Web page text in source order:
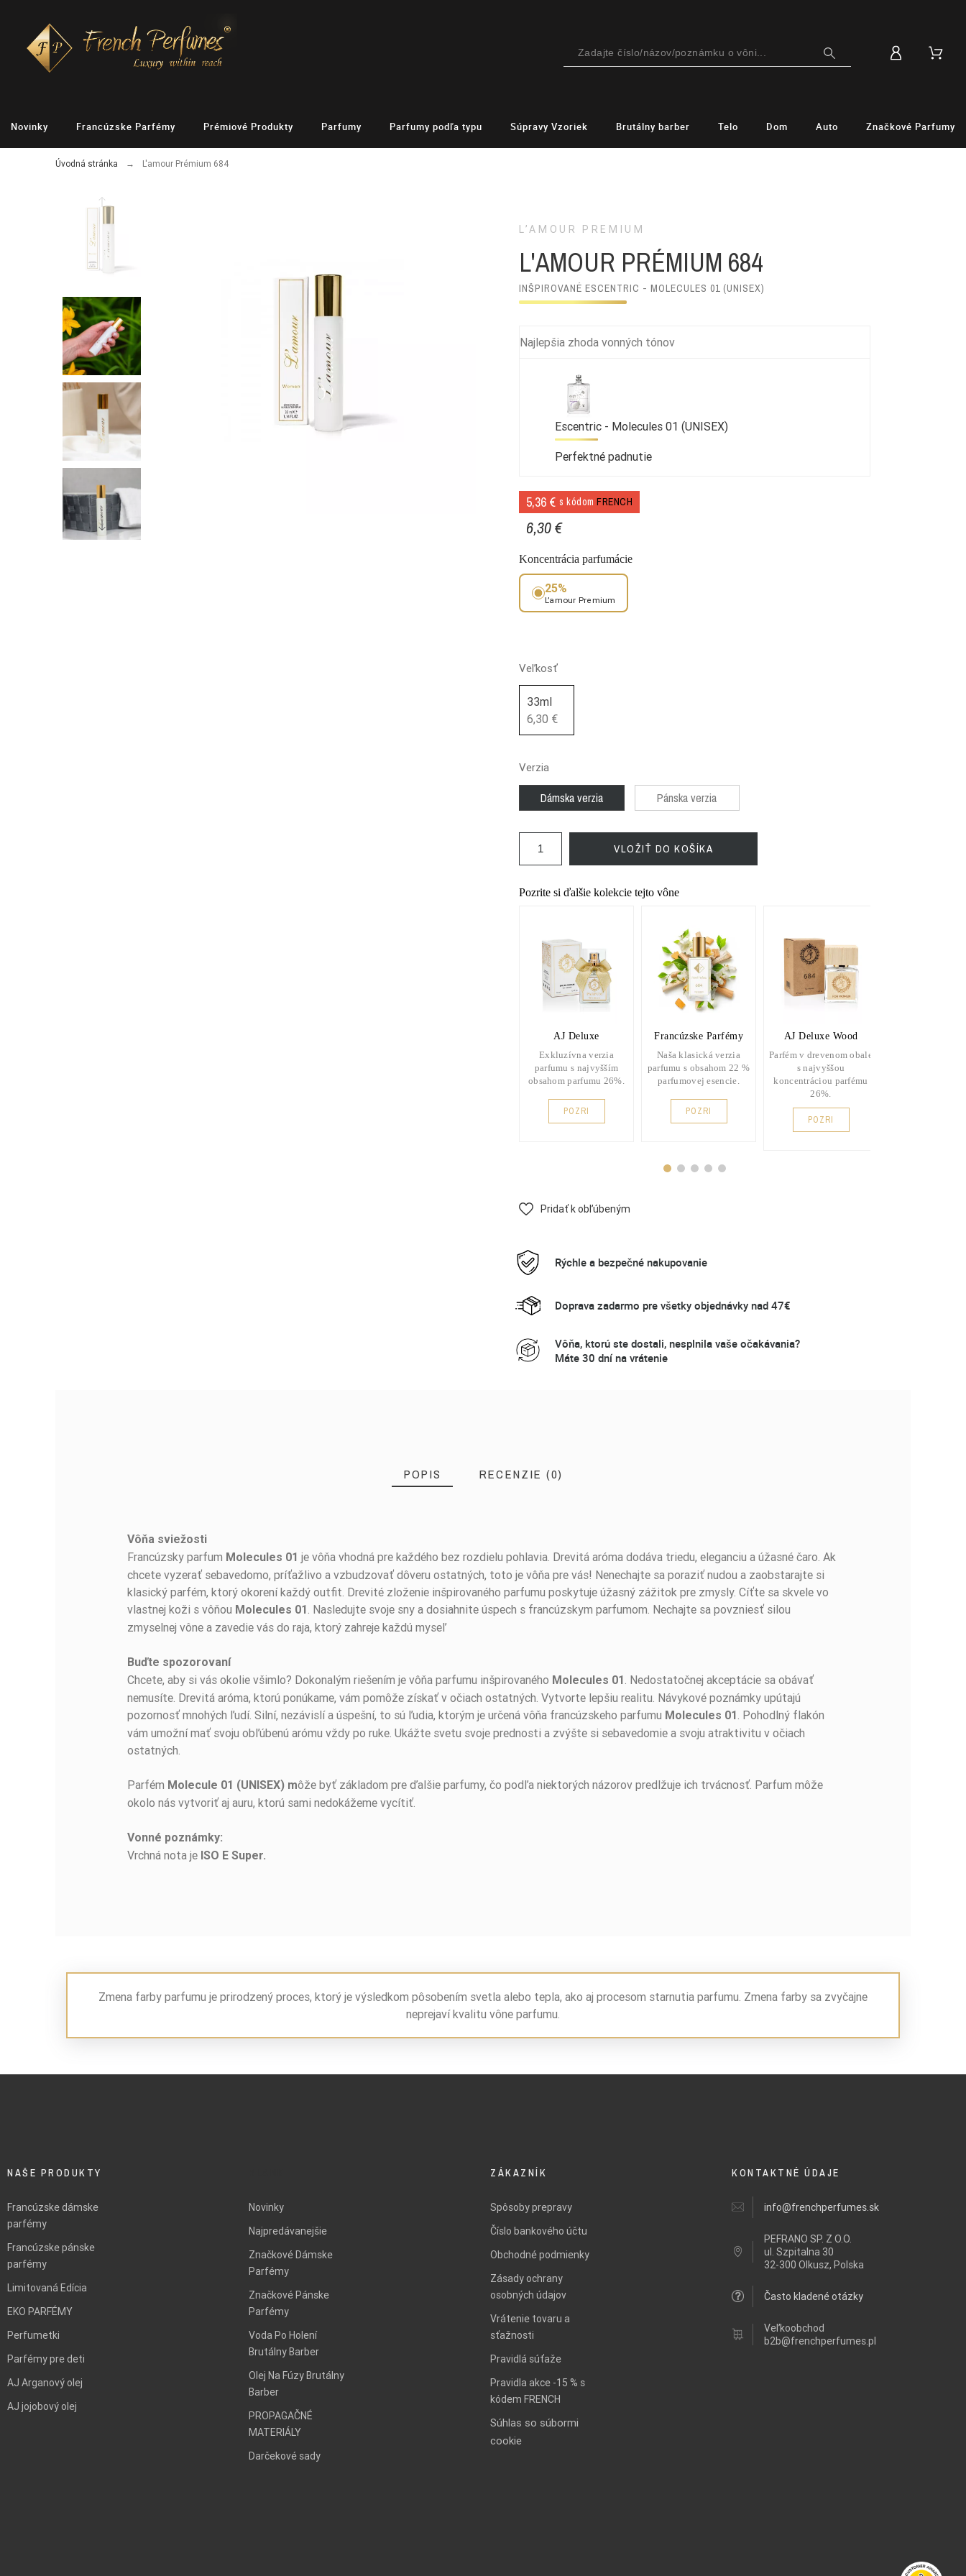
Novinky Francúzske Parfémy Prémiové Produkty Parfumy Parfumy podľa typu Súpravy Vzoriek Brutálny barber Telo Dom Auto Značkové Parfumy
Úvodná stránka L'amour Prémium 684
L’AMOUR PREMIUM
L'AMOUR PRÉMIUM 684
INŠPIROVANÉ ESCENTRIC - MOLECULES 01 (UNISEX)
Najlepšia zhoda vonných tónov
Escentric - Molecules 01 (UNISEX)
Perfektné padnutie
5,36 € s kódom FRENCH
6,30 €
Koncentrácia parfumácie
25%
L’amour Premium
Veľkosť
33ml
6,30 €
Verzia
Dámska verzia Pánska verzia
VLOŽIŤ DO KOŠÍKA
Pozrite si ďalšie kolekcie tejto vône
AJ Deluxe
Exkluzívna verzia
parfumu s najvyšším
obsahom parfumu 26%.
POZRI
Francúzske Parfémy
Naša klasická verzia
parfumu s obsahom 22 %
parfumovej esencie.
POZRI
AJ Deluxe Wood
Parfém v drevenom obale
s najvyššou
koncentráciou parfému
26%.
POZRI
Pridať k obľúbeným
Rýchle a bezpečné nakupovanie
Doprava zadarmo pre všetky objednávky nad 47€
Vôňa, ktorú ste dostali, nesplnila vaše očakávania?
Máte 30 dní na vrátenie
POPIS RECENZIE (0)
Vôňa sviežosti
Francúzsky parfum Molecules 01 je vôňa vhodná pre každého bez rozdielu pohlavia. Drevitá aróma dodáva triedu, eleganciu a úžasné čaro. Ak
chcete vyzerať sebavedomo, príťažlivo a vzbudzovať dôveru ostatných, toto je vôňa pre vás! Nenechajte sa poraziť nudou a zaobstarajte si
klasický parfém, ktorý okorení každý outfit. Drevité zloženie inšpirovaného parfumu poskytuje úžasný zážitok pre zmysly. Cíťte sa skvele vo
vlastnej koži s vôňou Molecules 01 . Nasledujte svoje sny a dosiahnite úspech s francúzskym parfumom. Nechajte sa povzniesť silou
zmyselnej vône a zavedie vás do raja, ktorý zahreje každú myseľ
Buďte spozorovaní
Chcete, aby si vás okolie všimlo? Dokonalým riešením je vôňa parfumu inšpirovaného Molecules 01 . Nedostatočnej akceptácie sa obávať
nemusíte. Drevitá aróma, ktorú ponúkame, vám pomôže získať v očiach ostatných. Vytvorte lepšiu realitu. Návykové poznámky upútajú
pozornosť mnohých ľudí. Silní, nezávislí a úspešní, to sú ľudia, ktorým je určená vôňa francúzskeho parfumu Molecules 01 . Pohodlný flakón
vám umožní mať svoju obľúbenú arómu vždy po ruke. Ukážte svetu svoje prednosti a zvýšte si sebavedomie a svoju atraktivitu v očiach
ostatných.
Parfém Molecule 01 (UNISEX) môže byť základom pre ďalšie parfumy, čo podľa niektorých názorov predlžuje ich trvácnosť. Parfum môže
okolo nás vytvoriť aj auru, ktorú sami nedokážeme vycítiť.
Vonné poznámky:
Vrchná nota je ISO E Super.
BUĎTE PRVÝ, KTO NAPÍŠE RECENZIU!
Zmena farby parfumu je prirodzený proces, ktorý je výsledkom pôsobením svetla alebo tepla, ako aj procesom starnutia parfumu. Zmena farby sa zvyčajne
neprejaví kvalitu vône parfumu.
NAŠE PRODUKTY
Francúzske dámske
parfémy
Francúzske pánske
parfémy
Limitovaná Edícia
EKO PARFÉMY
Perfumetki
Parfémy pre deti
AJ Arganový olej
AJ jojobový olej
Novinky
Najpredávanejšie
Značkové Dámske
Parfémy
Značkové Pánske
Parfémy
Voda Po Holení
Brutálny Barber
Olej Na Fúzy Brutálny
Barber
PROPAGAČNÉ
MATERIÁLY
Darčekové sady
ZÁKAZNÍK
Spôsoby prepravy
Číslo bankového účtu
Obchodné podmienky
Zásady ochrany
osobných údajov
Vrátenie tovaru a
sťažnosti
Pravidlá súťaže
Pravidla akce -15 % s
kódem FRENCH
Súhlas so súbormi
cookie
KONTAKTNÉ ÚDAJE
info@frenchperfumes.sk
PEFRANO SP. Z O.O.
ul. Szpitalna 30
32-300 Olkusz, Polska
Často kladené otázky
Veľkoobchod
b2b@frenchperfumes.pl